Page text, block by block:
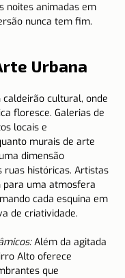
noites animadas em
nunca tem fim.
Urbana
cultural, onde
floresce. Galerias de
locais e
murais de arte
dimensão
ruas históricas. Artistas
uma atmosfera
cada esquina em
de criatividade.
Além da agitada
Alto oferece
que